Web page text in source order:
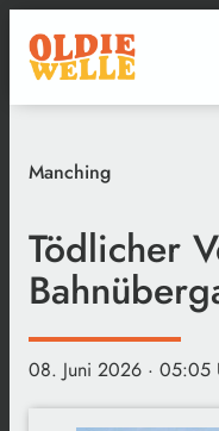
Manching
Tödlicher
08. Juni 2026 · 05:05